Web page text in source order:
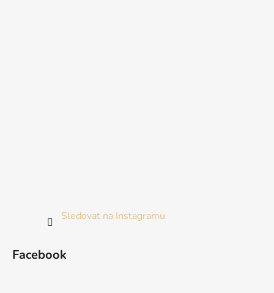
Sledovat na Instagramu
Facebook